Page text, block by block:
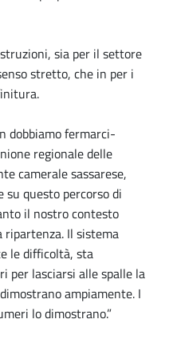
sia per il settore
stretto, che in per i
dobbiamo fermarci-
regionale delle
camerale sassarese,
questo percorso di
il nostro contesto
ripartenza. Il sistema
le difficoltà, sta
per lasciarsi alle spalle la
ampiamente. I
lo dimostrano.”